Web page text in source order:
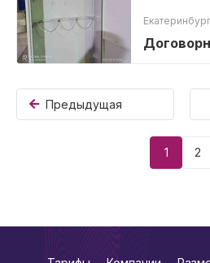
Екатеринбург
Предыдущая
1 2